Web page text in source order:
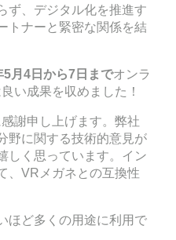
ず、デジタル化を推進す
トナーと緊密な関係を結
5月 4 日から7 日までオンラ
い成果を収めました！
謝申し上げます。弊社
野に関する技術的意見が
しく思っています。イン
、VRメガネとの互換性
ほど多くの用途に利用で